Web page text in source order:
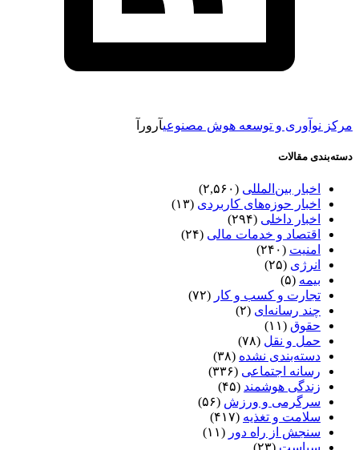
مرکز نوآوری و توسعه هوش مصنوعیآرورآ
دسته‌بندی مقالات
اخبار بین‌المللی (۲,۵۶۰)
اخبار حوزه‌های کاربردی (۱۳)
اخبار داخلی (۲۹۴)
اقتصاد و خدمات مالی (۲۴)
امنیت (۲۴۰)
انرژی (۲۵)
بیمه (۵)
تجارت و کسب و کار (۷۲)
چند رسانه‌ای (۲)
حقوق (۱۱)
حمل و نقل (۷۸)
دسته‌بندی نشده (۳۸)
رسانه اجتماعی (۳۳۶)
زندگی هوشمند (۴۵)
سرگرمی و ورزش (۵۶)
سلامت و تغذیه (۴۱۷)
سنجش از راه دور (۱۱)